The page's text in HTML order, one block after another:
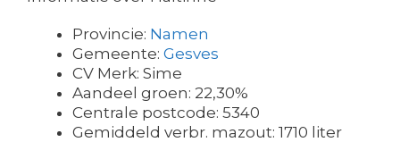
Provincie: Namen
Gemeente: Gesves
CV Merk: Sime
Aandeel groen: 22,30%
Centrale postcode: 5340
Gemiddeld verbr. mazout: 1710 liter